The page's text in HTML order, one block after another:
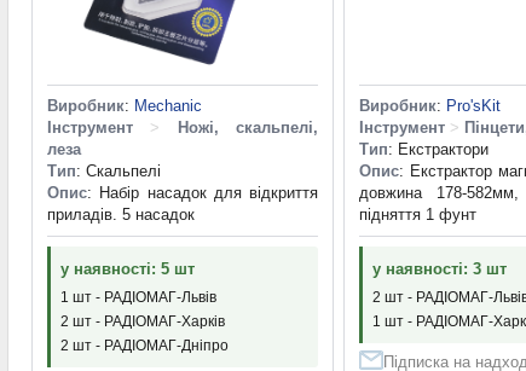
Виробник: Mechanic
Інструмент
>
Ножі, скальпелі,
леза
Тип: Скальпелі
Опис: Набір насадок для відкриття
приладів. 5 насадок
у наявності: 5 шт
1 шт - РАДІОМАГ-Львів
2 шт - РАДІОМАГ-Харків
2 шт - РАДІОМАГ-Дніпро
Виробник: Pro'sKit
Інструмент >
Тип: Екстрактори
Опис: Екстрактор
довжина 178-582мм,
підняття 1 фунт
у наявності: 3 шт
2 шт - РАДІОМАГ-
1 шт - РАДІОМАГ-
Підписка на